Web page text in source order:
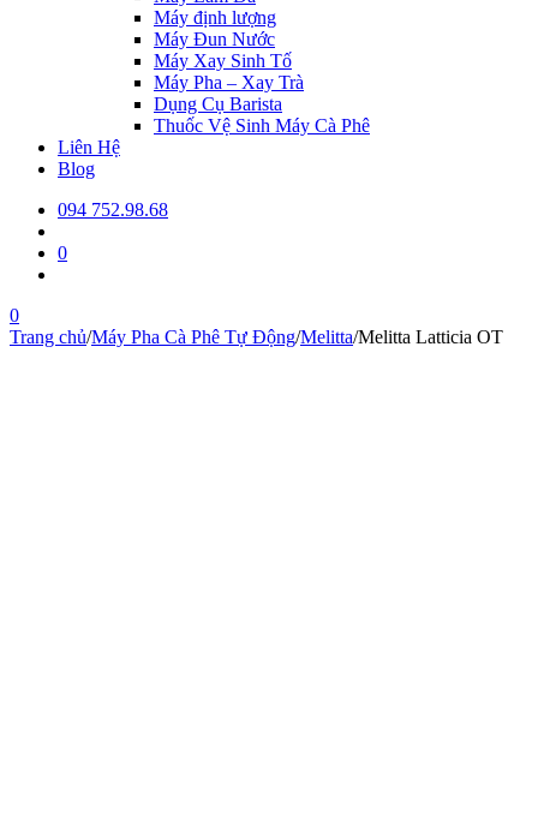
Máy định lượng
Máy Đun Nước
Máy Xay Sinh Tố
Máy Pha – Xay Trà
Dụng Cụ Barista
Thuốc Vệ Sinh Máy Cà Phê
Liên Hệ
Blog
094 752.98.68
0
0
Trang chủ/Máy Pha Cà Phê Tự Động/Melitta/Melitta Latticia OT